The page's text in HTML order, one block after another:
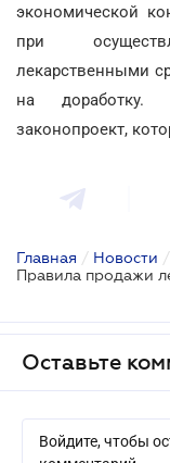
экономической
при
лекарственными
на доработку.
законопроект,
Главная / Новости /
Правила продажи
Оставьте
Войдите, чтобы